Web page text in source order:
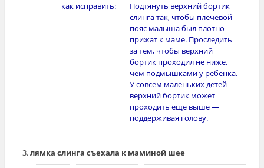
как исправить:
Подтянуть верхний бортик
слинга так, чтобы плечевой
пояс малыша был плотно
прижат к маме. Проследить
за тем, чтобы верхний
бортик проходил не ниже,
чем подмышками у ребенка.
У совсем маленьких детей
верхний бортик может
проходить еще выше —
поддерживая голову.
лямка слинга съехала к маминой шее